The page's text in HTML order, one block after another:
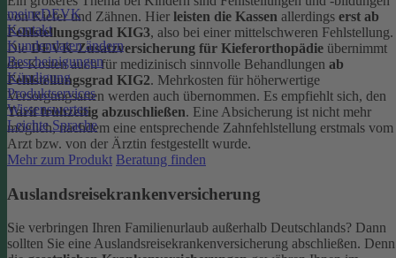
meineDEVK
Kontakt
Kundendaten ändern
Bescheinigungen
Kündigung
Produktservices
Wissenswertes
Leichte Sprache
von Kiefer und Zähnen. Hier leisten die Kassen allerdings erst ab
Fehlstellungsgrad KIG3, also bei einer mittelschweren Fehlstellung.
DieDEVK-Zusatzversicherung für Kieferorthopädie übernimmt
die Kosten auch für medizinisch sinnvolle Behandlungen ab
Fehlstellungsgrad KIG2. Mehrkosten für höherwertige
Versorgungsarten werden auch übernommen. Es empfiehlt sich, den
Tarif frühzeitig abzuschließen. Eine Absicherung ist nicht mehr
möglich, nachdem eine entsprechende Zahnfehlstellung erstmals vom
Arzt bzw. von der Ärztin festgestellt wurde.
Mehr zum Produkt Beratung finden
Auslandsreisekrankenversicherung
Sie verbringen Ihren Familienurlaub außerhalb Deutschlands? Dann
sollten Sie eine Auslandsreisekrankenversicherung abschließen. Denn